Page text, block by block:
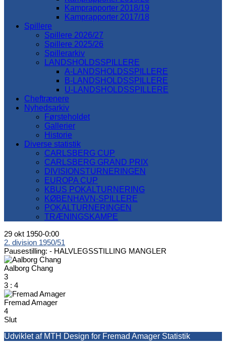
Kamprapporter 2018/19
Kamprapporter 2017/18
Spillere
Spillere 2026/27
Spillere 2025/26
Spillerarkiv
LANDSHOLDSSPILLERE
A-LANDSHOLDSSPILLERE
B-LANDSHOLDSSPILLERE
U-LANDSHOLDSSPILLERE
Cheftrænere
Nyhedsarkiv
Førsteholdet
Gallerier
Historie
Diverse statistik
CARLSBERG CUP
CARLSBERG GRAND PRIX
DIVISIONSTURNERINGEN
EUROPA CUP
KBUS POKALTURNERING
KØBENHAVN-SPILLERE
POKALTURNERINGEN
TRÆNINGSKAMPE
29 okt 1950-0:00
2. division 1950/51
Pausestilling: - HALVLEGSSTILLING MANGLER
Aalborg Chang
3
3 : 4
Fremad Amager
4
Slut
Udviklet af MTH Design for Fremad Amager Statistik